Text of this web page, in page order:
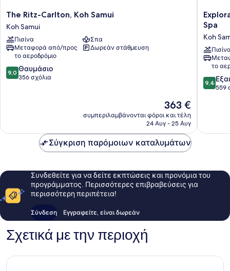
The
Ritz-
Carlton,
Koh
Samui
Koh
Samui
The Ritz-Carlton, Koh Samui
Koh Samui
Πισίνα
Σπα
Μεταφορά από/προς
το αεροδρόμιο
Δωρεάν στάθμευση
9.0
στα
9,0 Θαυμάσιο
356 σχόλια
Η
τιμή
είναι
363 €
συμπεριλαμβάνονται φόροι και τέλη
24 Αυγ - 25 Αυγ
Explorar
Koh
Samui
–
Adults
Only
Resort
and
Spa
Spa
Koh
το
9.4
στα
9,4
559
Σύγκριση παρόμοιων καταλυμάτων
Συνδεθείτε για να δείτε εκπτώσεις και προνόμια του
προγράμματος. Περισσότερες επιβραβεύσεις για
περισσότερη περιπέτεια!
Σύνδεση Εγγραφείτε, είναι δωρεάν
Σχετικά με την περιοχή